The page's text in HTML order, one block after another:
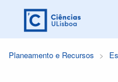
Planeamento e Recursos